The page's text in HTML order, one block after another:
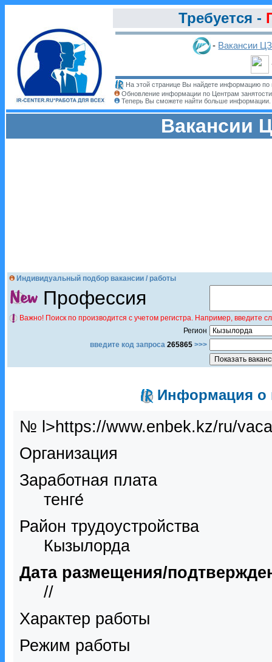
Требуется -
- Вакансии
На этой странице Вы найдете информацию по
Обновление информации по Центрам
Теперь Вы сможете найти больше информации.
Вакансии
Индивидуальный подбор вакансии / работы
Профессия
Важно! Поиск по производится с учетом регистра. Например,
Регион
введите код запроса 265865 >>>
Информация о
№ l>https://www.enbek.kz/ru/
Организация
Заработная плата
тенге́
Район трудоустройства
Кызылорда
Дата размещения/
//
Характер работы
Режим работы